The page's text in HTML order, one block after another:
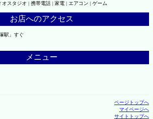
スタジオ | 携帯電話 | 家電 | エアコン | ゲーム
お店へのアクセス
駅」すぐ
メニュー
ページトップへ
マイページへ
サイトトップへ